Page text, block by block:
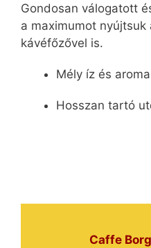
Gondosan válogatott
a maximumot
kávéfőzővel is.
Mély íz és aroma
Hosszan tartó
Caffe